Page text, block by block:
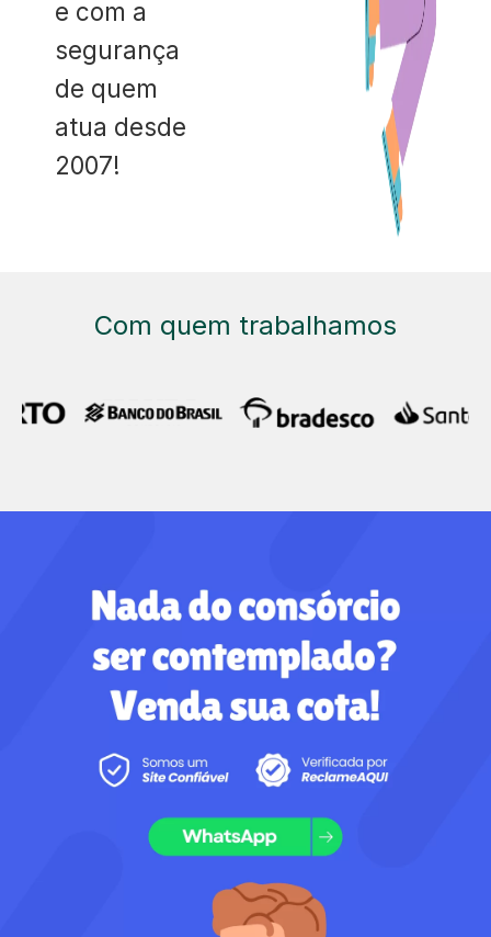
e com a
segurança
de quem
atua desde
2007!
Com quem trabalhamos